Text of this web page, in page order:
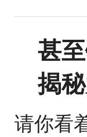
甚
揭
请你看